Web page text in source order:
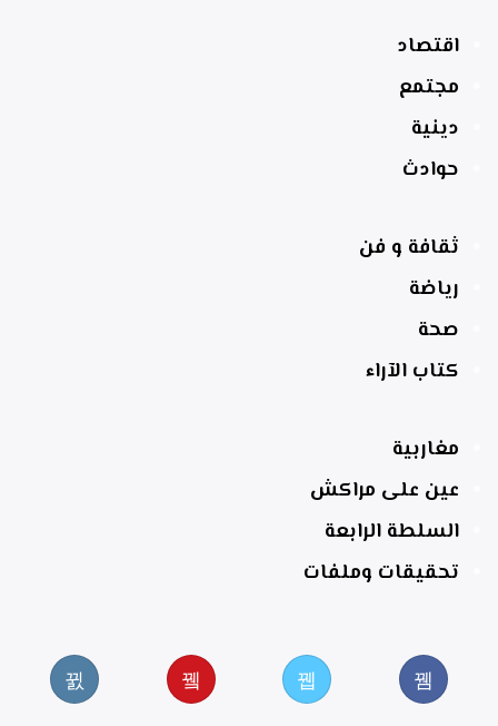
اقتصاد
مجتمع
دينية
حوادث
ثقافة و فن
رياضة
صحة
كتاب الآراء
مغاربية
عين على مراكش
السلطة الرابعة
تحقيقات وملفات